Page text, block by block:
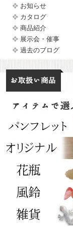
お知らせ
カタログ
商品紹介
展示会・催事
過去のブログ